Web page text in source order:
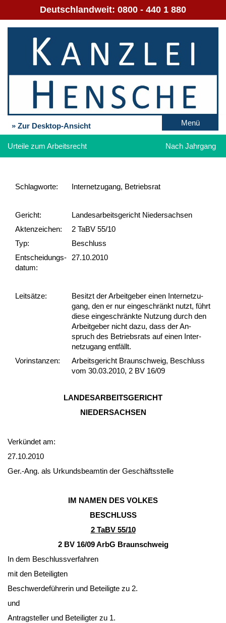
Deutschlandweit: 0800 - 440 1 880
» Zur Desktop-Ansicht Menü
Urteile zum Arbeitsrecht Nach Jahrgang
Schlag­worte: Internetzugang, Betriebsrat
Gericht:
Landesarbeitsgericht Niedersachsen
Akten­zeichen:
2 TaBV 55/10
Typ:
Beschluss
Ent­scheid­ungs­
datum:
27.10.2010
Leit­sätze:
Be­sitzt der Ar­beit­ge­ber ei­nen In­ter­net­zu­
gang, den er nur ein­ge­schränkt nutzt, führt
die­se ein­ge­schränk­te Nut­zung durch den
Ar­beit­ge­ber nicht da­zu, dass der An­
spruch des Be­triebs­rats auf ei­nen In­ter­
net­zu­gang entfällt.
Vor­ins­tan­zen:
Arbeitsgericht Braunschweig, Beschluss
vom 30.03.2010, 2 BV 16/09
LAN­DES­AR­BEITS­GERICHT
NIE­DERSACHSEN
Verkündet am:
27.10.2010
Ger.-Ang. als Ur­kunds­be­am­tin der Geschäfts­stel­le
IM NA­MEN DES VOL­KES
BESCHLUSS
2 TaBV 55/10
2 BV 16/09 ArbG Braun­schweig
In dem Be­schluss­ver­fah­ren
mit den Be­tei­lig­ten
Be­schwer­deführe­rin und Be­tei­lig­te zu 2.
und
An­trag­stel­ler und Be­tei­lig­ter zu 1.